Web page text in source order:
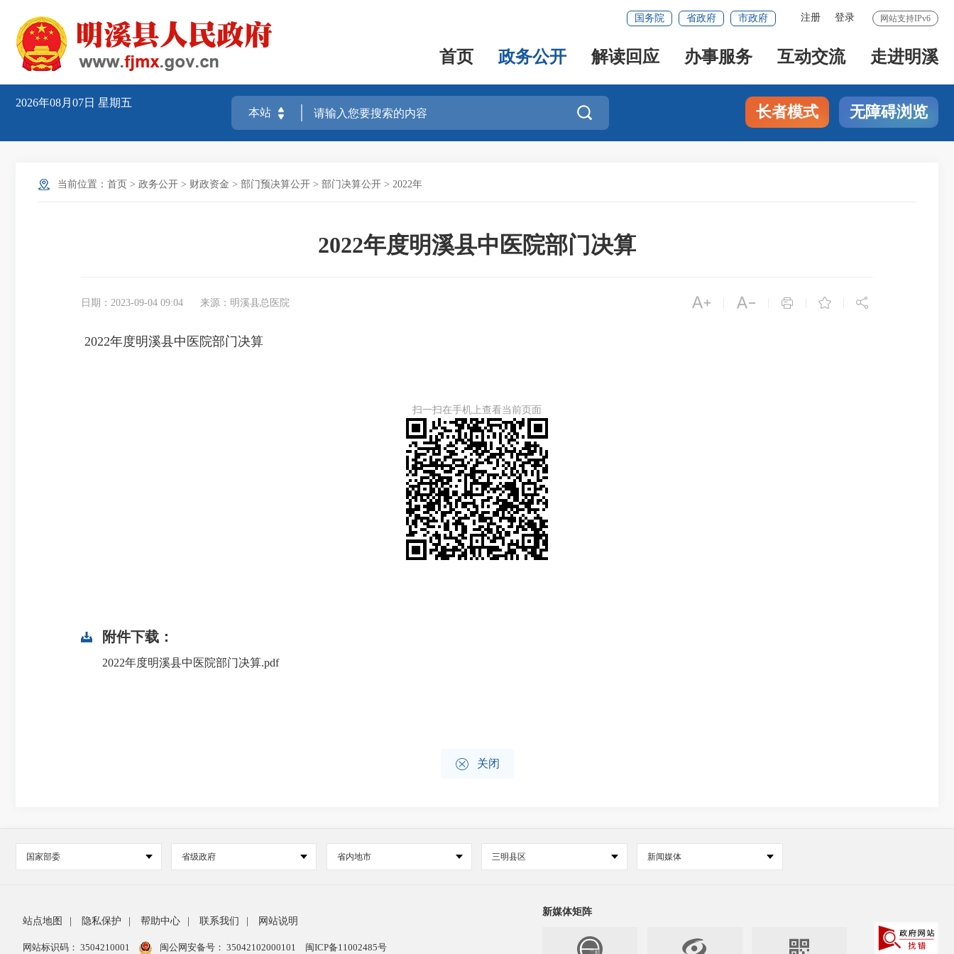
网站支持IPv6
注册 登录
国务院 省政府 市政府
首页 政务公开 解读回应 办事服务 互动交流 走进明溪
2026年08月07日 星期五
 长者模式 无障碍浏览
当前位置： 首页 > 政务公开 > 财政资金 > 部门预决算公开 > 部门决算公开 > 2022年
2022年度明溪县中医院部门决算
日期：2023-09-04 09:04 来源：明溪县总医院     
2022年度明溪县中医院部门决算
扫一扫在手机上查看当前页面
附件下载：
2022年度明溪县中医院部门决算.pdf
 关闭
国家部委 省级政府 省内地市 三明县区 新闻媒体
站点地图 隐私保护 帮助中心 联系我们 网站说明
网站标识码： 3504210001 闽公网安备号： 35042102000101 闽ICP备11002485号
新媒体矩阵
 